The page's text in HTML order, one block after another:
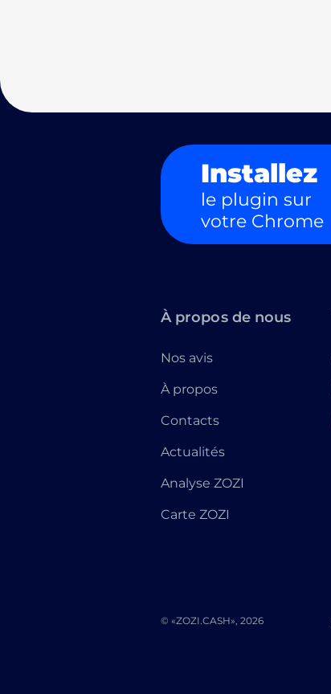
Installez
le plugin sur
votre Chrome
À propos de nous
Nos avis
À propos
Contacts
Actualités
Analyse ZOZI
Carte ZOZI
© «ZOZI.CASH», 2026